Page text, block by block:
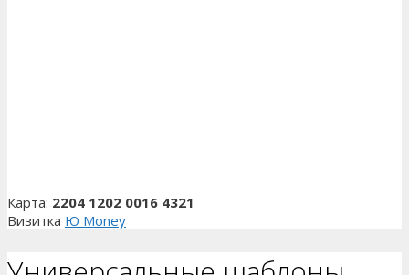
Карта: 2204 1202 0016 4321
Визитка Ю Money